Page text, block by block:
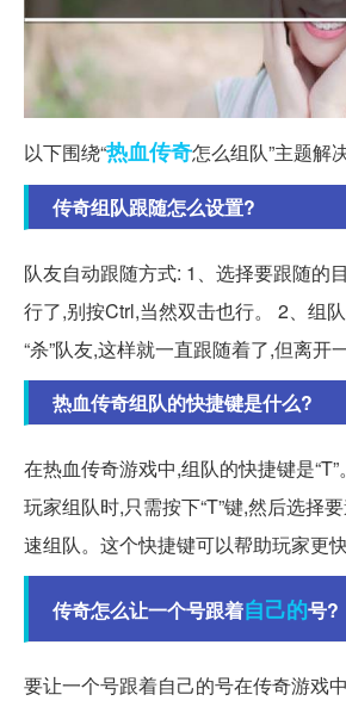
以下围绕“热血传奇怎么组队”主题解
传奇组队跟随怎么设置?
队友自动跟随方式: 1、选择要跟随的
行了,别按Ctrl,当然双击也行。 2、组
“杀”队友,这样就一直跟随着了,但离开
热血传奇组队的快捷键是什么?
在热血传奇游戏中,组队的快捷键是
玩家组队时,只需按下“T”键,然后选择
速组队。这个快捷键可以帮助玩家更快
传奇怎么让一个号跟着自己的号?
要让一个号跟着自己的号在传奇游戏